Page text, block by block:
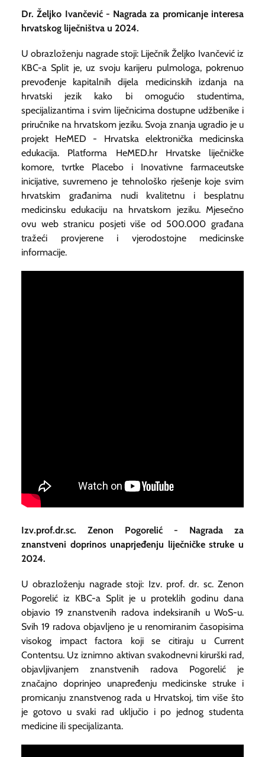
Dr. Željko Ivančević - Nagrada za promicanje interesa
hrvatskog liječništva u 2024.
U obrazloženju nagrade stoji: Liječnik Željko Ivančević iz
KBC-a Split je, uz svoju karijeru pulmologa, pokrenuo
prevođenje kapitalnih dijela medicinskih izdanja na
hrvatski jezik kako bi omogućio studentima,
specijalizantima i svim liječnicima dostupne udžbenike i
priručnike na hrvatskom jeziku. Svoja znanja ugradio je u
projekt HeMED - Hrvatska elektronička medicinska
edukacija. Platforma HeMED.hr Hrvatske liječničke
komore, tvrtke Placebo i Inovativne farmaceutske
inicijative, suvremeno je tehnološko rješenje koje svim
hrvatskim građanima nudi kvalitetnu i besplatnu
medicinsku edukaciju na hrvatskom jeziku. Mjesečno
ovu web stranicu posjeti više od 500.000 građana
tražeći provjerene i vjerodostojne medicinske
informacije.
Izv.prof.dr.sc. Zenon Pogorelić - Nagrada za
znanstveni doprinos unaprjeđenju liječničke struke u
2024.
U obrazloženju nagrade stoji: Izv. prof. dr. sc. Zenon
Pogorelić iz KBC-a Split je u proteklih godinu dana
objavio 19 znanstvenih radova indeksiranih u WoS-u.
Svih 19 radova objavljeno je u renomiranim časopisima
visokog impact factora koji se citiraju u Current
Contentsu. Uz iznimno aktivan svakodnevni kirurški rad,
objavljivanjem znanstvenih radova Pogorelić je
značajno doprinjeo unapređenju medicinske struke i
promicanju znanstvenog rada u Hrvatskoj, tim više što
je gotovo u svaki rad uključio i po jednog studenta
medicine ili specijalizanta.